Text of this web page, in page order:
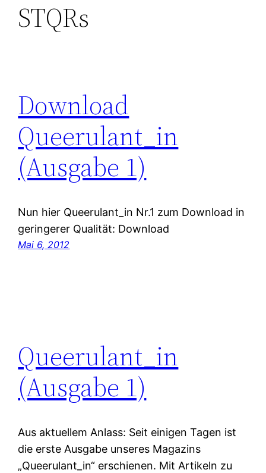
STQRs
Download
Queerulant_in
(Ausgabe 1)
Nun hier Queerulant_in Nr.1 zum Download in
geringerer Qualität: Download
Mai 6, 2012
Queerulant_in
(Ausgabe 1)
Aus aktuellem Anlass: Seit einigen Tagen ist
die erste Ausgabe unseres Magazins
„Queerulant_in“ erschienen. Mit Artikeln zu